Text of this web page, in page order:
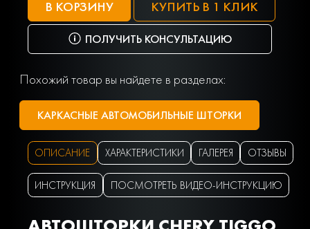
В КОРЗИНУ КУПИТЬ В 1 КЛИК
ПОЛУЧИТЬ КОНСУЛЬТАЦИЮ
Похожий товар вы найдете в разделах:
КАРКАСНЫЕ АВТОМОБИЛЬНЫЕ ШТОРКИ
ОПИСАНИЕ ХАРАКТЕРИСТИКИ ГАЛЕРЕЯ ОТЗЫВЫ
ИНСТРУКЦИЯ ПОСМОТРЕТЬ ВИДЕО-ИНСТРУКЦИЮ